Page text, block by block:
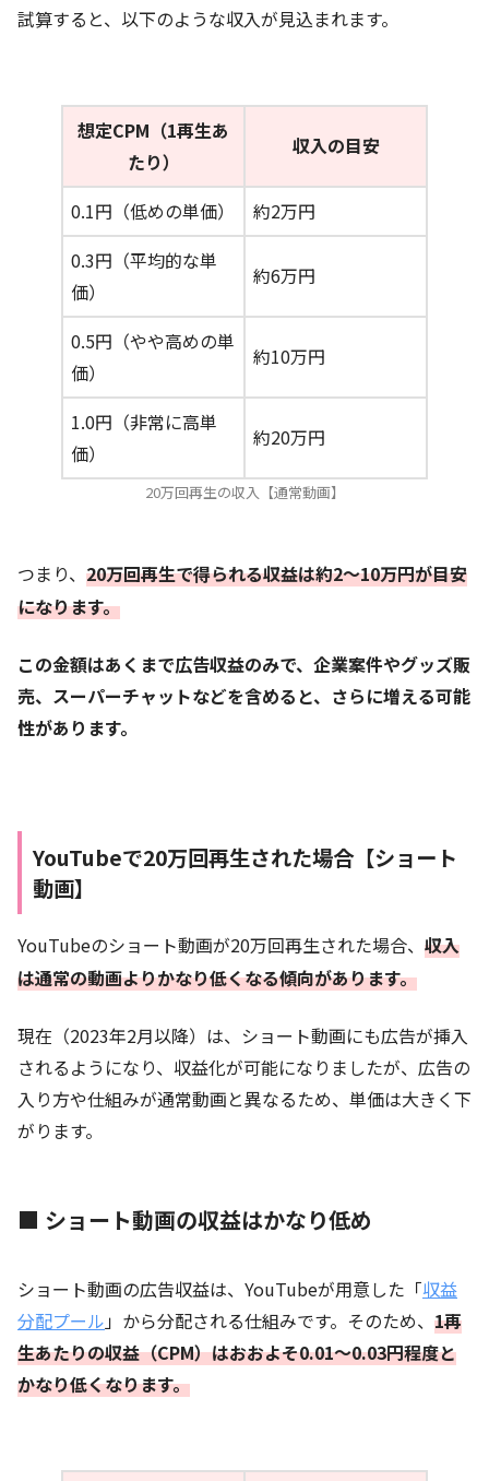
試算すると、以下のような収入が見込まれます。
想定CPM（1再生あ
たり）
収入の目安
0.1円（低めの単価）
約2万円
0.3円（平均的な単
価）
約6万円
0.5円（やや高めの単
価）
約10万円
1.0円（非常に高単
価）
約20万円
20万回再生の収入【通常動画】
つまり、 20万回再生で得られる収益は約2〜10万円が目安
になります。
この金額はあくまで広告収益のみで、企業案件やグッズ販
売、スーパーチャットなどを含めると、さらに増える可能
性があります。
YouTubeで20万回再生された場合【ショート
動画】
YouTubeのショート動画が20万回再生された場合、 収入
は通常の動画よりかなり低くなる傾向があります。
現在（2023年2月以降）は、ショート動画にも広告が挿入
されるようになり、収益化が可能になりましたが、広告の
入り方や仕組みが通常動画と異なるため、単価は大きく下
がります。
■ ショート動画の収益はかなり低め
ショート動画の広告収益は、YouTubeが用意した「収益
分配プール」から分配される仕組みです。そのため、 1再
生あたりの収益（CPM）はおおよそ0.01〜0.03円程度と
かなり低くなります。